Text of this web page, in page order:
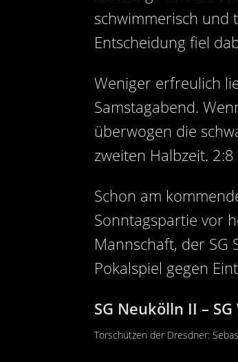
schwimmerisch und
Entscheidung fiel
Weniger erfreulich
Samstagabend.
überwogen die
zweiten Halbzeit.
Schon am
Sonntagspartie vor
Mannschaft, der SG
Pokalspiel gegen
SG Neukölln II –
Torschützen der Dresdner: